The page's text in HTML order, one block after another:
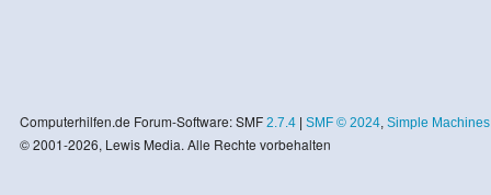
Computerhilfen.de Forum-Software: SMF 2.7.4| SMF © 2024, Simple Machines
© 2001-2026, Lewis Media. Alle Rechte vorbehalten